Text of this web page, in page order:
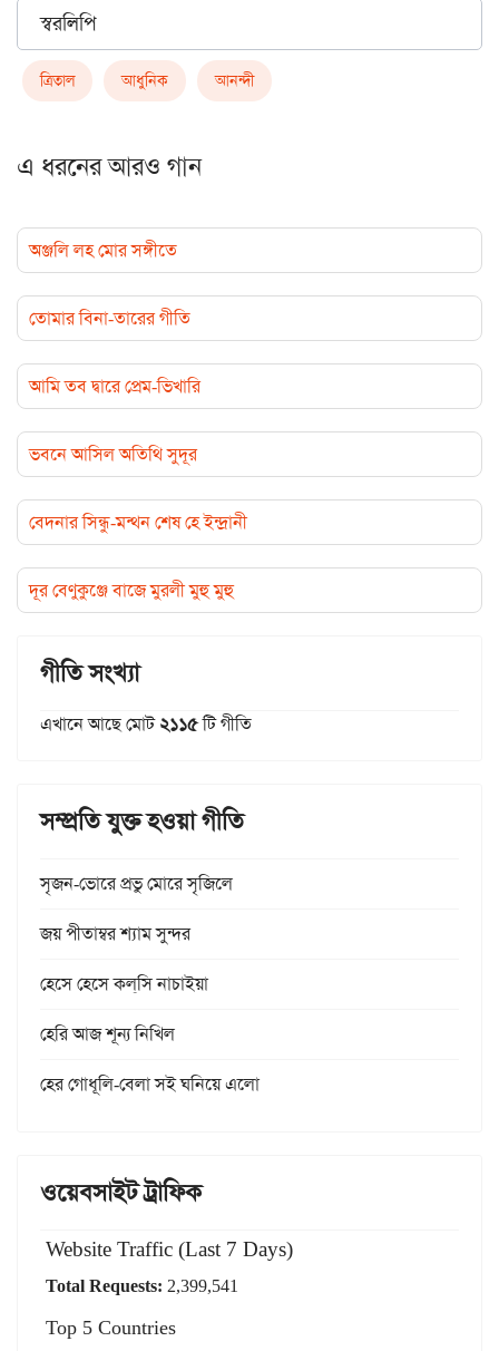
স্বরলিপি
ত্রিতাল আধুনিক আনন্দী
এ ধরনের আরও গান
অঞ্জলি লহ মোর সঙ্গীতে
তোমার বিনা-তারের গীতি
আমি তব দ্বারে প্রেম-ভিখারি
ভবনে আসিল অতিথি সুদূর
বেদনার সিন্ধু-মন্থন শেষ হে ইন্দ্রানী
দূর বেণুকুঞ্জে বাজে মুরলী মুহু মুহু
গীতি সংখ্যা
এখানে আছে মোট২১১৫টি গীতি
সম্প্রতি যুক্ত হওয়া গীতি
সৃজন-ভোরে প্রভু মোরে সৃজিলে
জয় পীতাম্বর শ্যাম সুন্দর
হেসে হেসে কল্‌সি নাচাইয়া
হেরি আজ শূন্য নিখিল
হের গোধূলি-বেলা সই ঘনিয়ে এলো
ওয়েবসাইট ট্রাফিক
Website Traffic (Last 7 Days)
Total Requests: 2,399,541
Top 5 Countries